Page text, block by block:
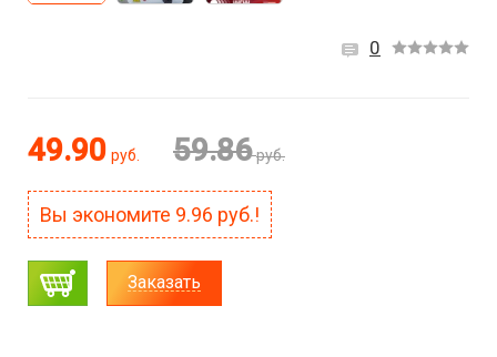
0
49.90 руб. 59.86 руб.
Вы экономите 9.96 руб.!
Заказать